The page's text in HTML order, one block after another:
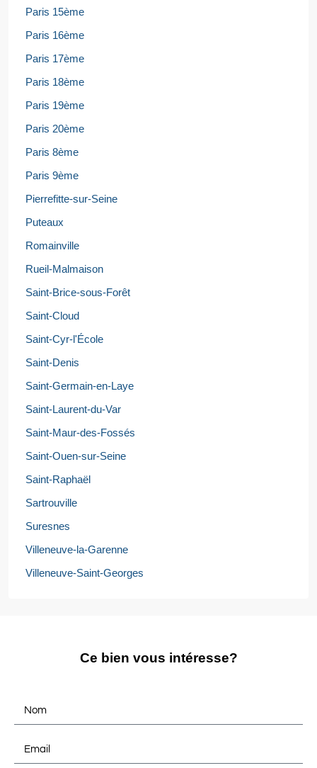
Paris 15ème
Paris 16ème
Paris 17ème
Paris 18ème
Paris 19ème
Paris 20ème
Paris 8ème
Paris 9ème
Pierrefitte-sur-Seine
Puteaux
Romainville
Rueil-Malmaison
Saint-Brice-sous-Forêt
Saint-Cloud
Saint-Cyr-l'École
Saint-Denis
Saint-Germain-en-Laye
Saint-Laurent-du-Var
Saint-Maur-des-Fossés
Saint-Ouen-sur-Seine
Saint-Raphaël
Sartrouville
Suresnes
Villeneuve-la-Garenne
Villeneuve-Saint-Georges
Ce bien vous intéresse?